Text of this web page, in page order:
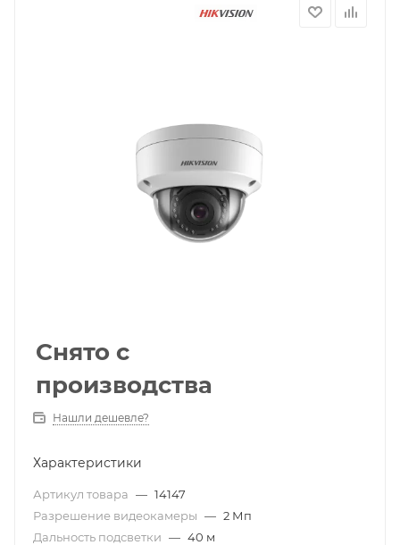
Снято с
производства
Нашли дешевле?
Характеристики
Артикул товара — 14147
Разрешение видеокамеры — 2 Мп
Дальность подсветки — 40 м